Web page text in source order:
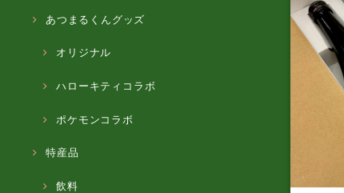
あつまるくんグッズ
オリジナル
ハローキティコラボ
ポケモンコラボ
特産品
飲料